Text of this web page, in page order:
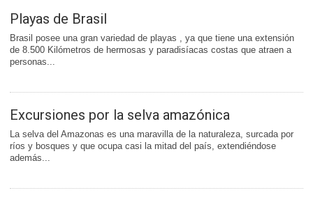
Playas de Brasil
Brasil posee una gran variedad de playas , ya que tiene una extensión
de 8.500 Kilómetros de hermosas y paradisíacas costas que atraen a
personas...
Excursiones por la selva amazónica
La selva del Amazonas es una maravilla de la naturaleza, surcada por
ríos y bosques y que ocupa casi la mitad del país, extendiéndose
además...